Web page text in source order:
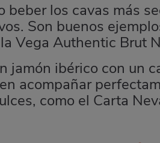
beber los cavas más
Son buenos
Vega Authentic Brut
jamón ibérico con un
acompañar
como el Carta